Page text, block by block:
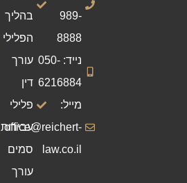
989-
8888
נייד: 050-
6216884
מייל:
office@reichert-
law.co.il
בהליך
הפלילי
עורך
דין
פלילי
עבירות
סמים
עורך